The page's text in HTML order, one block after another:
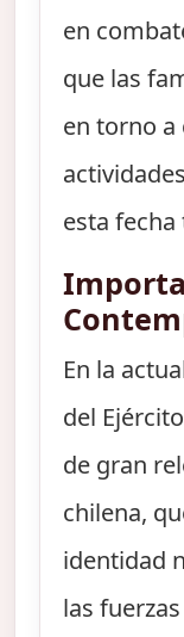
en
que las
en torno a
esta
En la
del
de gran
chilena,
identidad
las